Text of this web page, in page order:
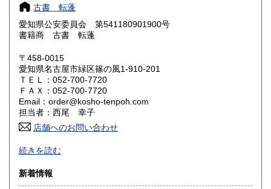
奈良県
鳥取県
岡山県 810円 広島県
山口県 810円
香川県
佐賀県
古書 転蓬
愛知県公安委員会 第541180901900号
書籍商 古書 転蓬
〒458-0015
愛知県名古屋市緑区篠の風1-910-201
ＴＥＬ：052-700-7720
ＦＡＸ：052-700-7720
Email：order@kosho-tenpoh.com
担当者：西尾 幸子
店舗へのお問い合わせ
近代文学、海外文学、探偵・幻想・SF、美術、絵本・児童
書、オカルティズムなど。
面白い本、変った本を取り揃えるように努力しております。
HPもぜひご覧下さいませ。
続きを読む
新着情報